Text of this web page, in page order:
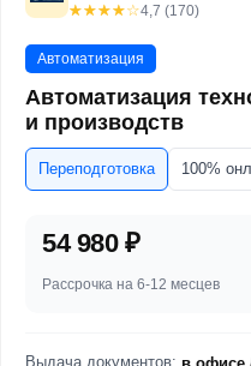
☆☆☆☆☆
★★★★★4,7 (170)
Автоматизация
Автоматизация
и производств
Переподготовка 100%
54 980 ₽
Рассрочка на 6-12 месцев
Выдача документов: в офисе